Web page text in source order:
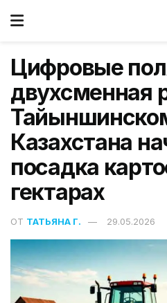
Цифровые
двухсменная
Казахстана
посадка
гектарах
ОТ ТАТЬЯНА Г. 29.05.2026